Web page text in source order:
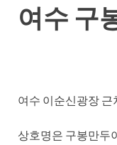
여수 구
여수 이순신광장
상호명은 구봉만두